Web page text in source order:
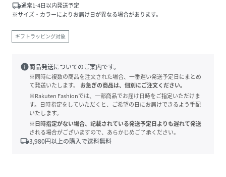
local_shipping通常1-4日以内発送予定
※サイズ・カラーによりお届け日が異なる場合があります。
ギフトラッピング対象
info商品発送についてのご案内です。
※同時に複数の商品を注文された場合、一番遅い発送予定日にまとめ
て発送いたします。
お急ぎの商品は、個別にご注文ください。
※Rakuten Fashionでは、一部商品でお届け日時をご指定いただけま
す。日時指定をしていただくと、ご希望の日にお届けできるよう手配
いたします。
※日時指定がない場合、記載されている発送予定日よりも遅れて発送
される場合がございますので、あらかじめご了承ください。
local_shipping3,980円以上の購入で送料無料